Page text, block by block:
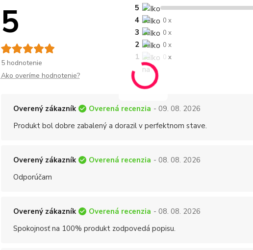
5
5 hodnotenie
5
4
0 x
3 0 x
2 0 x
1 0 x
Ako overíme hodnotenie?
Overený zákazník Overená recenzia - 09. 08. 2026
Produkt bol dobre zabalený a dorazil v perfektnom stave.
Overený zákazník Overená recenzia - 08. 08. 2026
Odporúčam
Overený zákazník Overená recenzia - 08. 08. 2026
Spokojnosť na 100% produkt zodpovedá popisu.